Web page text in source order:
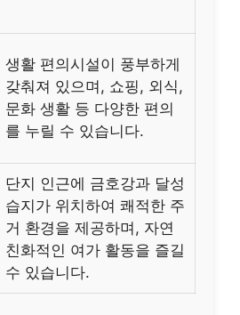
생활 편의시설이 풍부하게
갖춰져 있으며, 쇼핑, 외식,
문화 생활 등 다양한 편의
를 누릴 수 있습니다.
단지 인근에 금호강과 달성
습지가 위치하여 쾌적한 주
거 환경을 제공하며, 자연
친화적인 여가 활동을 즐길
수 있습니다.